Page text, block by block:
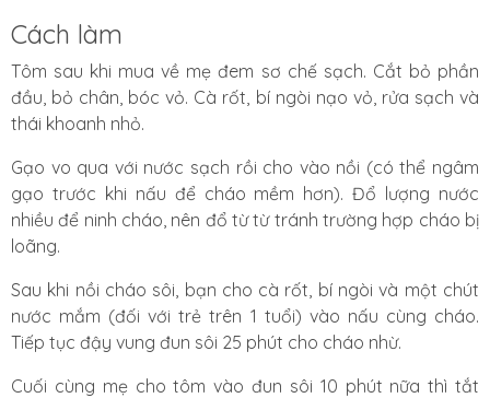
Cách làm
Tôm sau khi mua về mẹ đem sơ chế sạch. Cắt bỏ phần
đầu, bỏ chân, bóc vỏ. Cà rốt, bí ngòi nạo vỏ, rửa sạch và
thái khoanh nhỏ.
Gạo vo qua với nước sạch rồi cho vào nồi (có thể ngâm
gạo trước khi nấu để cháo mềm hơn). Đổ lượng nước
nhiều để ninh cháo, nên đổ từ từ tránh trường hợp cháo bị
loãng.
Sau khi nồi cháo sôi, bạn cho cà rốt, bí ngòi và một chút
nước mắm (đối với trẻ trên 1 tuổi) vào nấu cùng cháo.
Tiếp tục đậy vung đun sôi 25 phút cho cháo nhừ.
Cuối cùng mẹ cho tôm vào đun sôi 10 phút nữa thì tắt